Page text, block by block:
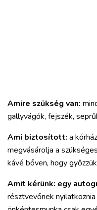
Amire szükség van:
gallyvágók, fejszék,
Ami biztosított: a
megvásárolja a
kávé bőven, hogy
Amit kérünk: egy
résztvevőnek